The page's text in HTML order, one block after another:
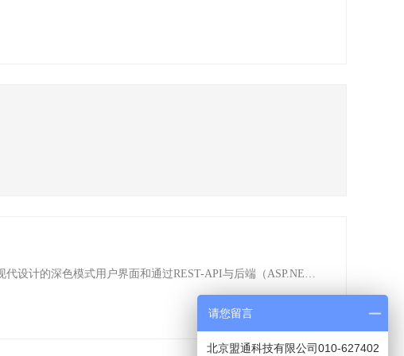
EC-Engineer Web是一个用于配置和诊断EtherCAT®网络的强大的软件工具。该软件是一个客户端/服务器的应用程序，现代设计的深色模式用户界面和通过REST-API与后端（ASP.NET Core）进行通信的Angular-CLI 工程。 Microsoft .NET Core平台用于开发并运行在多种操作系统和硬件架构上，例如，Windows,macOS和Linux（x64，ARM32）。EC-Engineer Web就是利用.NE
请您留言
北京盟通科技有限公司010-627402